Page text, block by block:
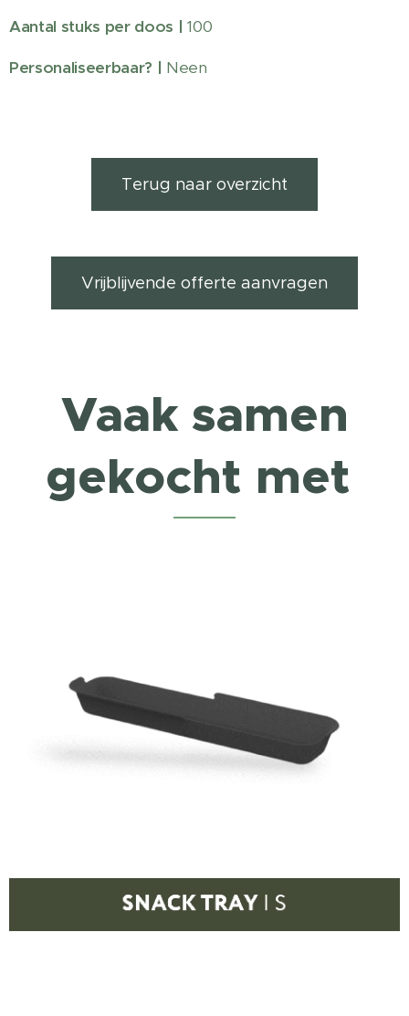
Aantal stuks per doos |100
Personaliseerbaar? | Neen
Terug naar overzicht
Vrijblijvende offerte aanvragen
Vaak samen
gekocht met